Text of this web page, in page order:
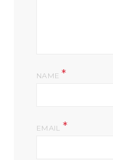
NAME*
EMAIL *